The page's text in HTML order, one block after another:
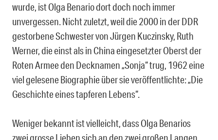
wurde, ist Olga Benario dort doch noch immer
unvergessen. Nicht zuletzt, weil die 2000 in der DDR
gestorbene Schwester von Jürgen Kuczinsky, Ruth
Werner, die einst als in China eingesetzter Oberst der
Roten Armee den Decknamen „Sonja“ trug, 1962 eine
viel gelesene Biographie über sie veröffentlichte: „Die
Geschichte eines tapferen Lebens“.
Weniger bekannt ist vielleicht, dass Olga Benarios
zwei grosse Lieben sich an den zwei großen Langen